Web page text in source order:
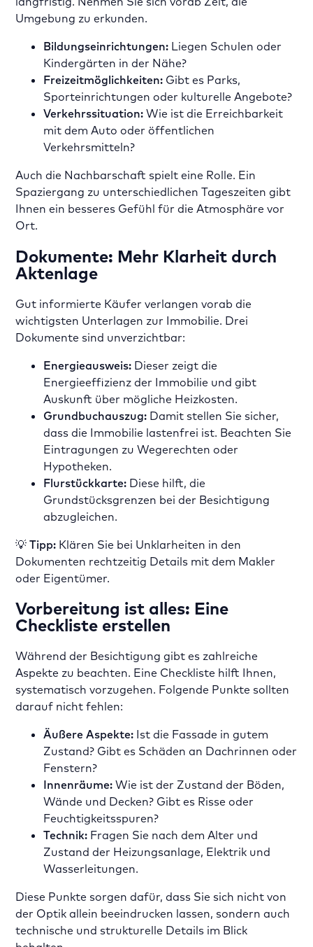
Umgebung zu erkunden.
Bildungseinrichtungen: Liegen Schulen oder
Kindergärten in der Nähe?
Freizeitmöglichkeiten: Gibt es Parks,
Sporteinrichtungen oder kulturelle Angebote?
Verkehrssituation: Wie ist die Erreichbarkeit
mit dem Auto oder öffentlichen
Verkehrsmitteln?
Auch die Nachbarschaft spielt eine Rolle. Ein
Spaziergang zu unterschiedlichen Tageszeiten gibt
Ihnen ein besseres Gefühl für die Atmosphäre vor
Ort.
Dokumente: Mehr Klarheit durch
Aktenlage
Gut informierte Käufer verlangen vorab die
wichtigsten Unterlagen zur Immobilie. Drei
Dokumente sind unverzichtbar:
Energieausweis: Dieser zeigt die
Energieeffizienz der Immobilie und gibt
Auskunft über mögliche Heizkosten.
Grundbuchauszug: Damit stellen Sie sicher,
dass die Immobilie lastenfrei ist. Beachten Sie
Eintragungen zu Wegerechten oder
Hypotheken.
Flurstückkarte: Diese hilft, die
Grundstücksgrenzen bei der Besichtigung
abzugleichen.
💡Tipp: Klären Sie bei Unklarheiten in den
Dokumenten rechtzeitig Details mit dem Makler
oder Eigentümer.
Vorbereitung ist alles: Eine
Checkliste erstellen
Während der Besichtigung gibt es zahlreiche
Aspekte zu beachten. Eine Checkliste hilft Ihnen,
systematisch vorzugehen. Folgende Punkte sollten
darauf nicht fehlen:
Äußere Aspekte: Ist die Fassade in gutem
Zustand? Gibt es Schäden an Dachrinnen oder
Fenstern?
Innenräume: Wie ist der Zustand der Böden,
Wände und Decken? Gibt es Risse oder
Feuchtigkeitsspuren?
Technik: Fragen Sie nach dem Alter und
Zustand der Heizungsanlage, Elektrik und
Wasserleitungen.
Diese Punkte sorgen dafür, dass Sie sich nicht von
der Optik allein beeindrucken lassen, sondern auch
technische und strukturelle Details im Blick